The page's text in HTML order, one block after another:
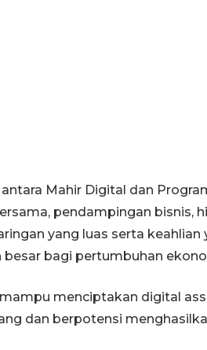
Mahir Digital dan
pendampingan bisnis,
yang luas serta
besar bagi pertumbuhan
menciptakan digital
dan berpotensi